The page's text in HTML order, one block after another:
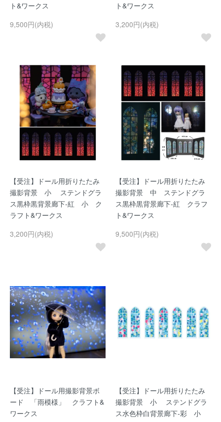
ト&ワークス
9,500円(内税)
ト&ワークス
3,200円(内税)
【受注】ドール用折りたたみ
撮影背景 小 ステンドグラ
ス黒枠黒背景廊下-紅 小 ク
ラフト&ワークス
3,200円(内税)
【受注】ドール用折りたたみ
撮影背景 中 ステンドグラ
ス黒枠黒背景廊下-紅 クラフ
ト&ワークス
9,500円(内税)
【受注】ドール用撮影背景ボ
ード 「雨模様」 クラフト&
ワークス
【受注】ドール用折りたたみ
撮影背景 小 ステンドグラ
ス水色枠白背景廊下-彩 小